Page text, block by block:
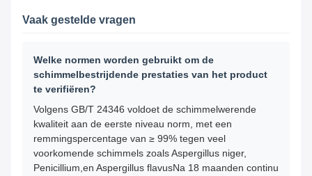
Vaak gestelde vragen
Welke normen worden gebruikt om de
schimmelbestrijdende prestaties van het product
te verifiëren?
Volgens GB/T 24346 voldoet de schimmelwerende
kwaliteit aan de eerste niveau norm, met een
remmingspercentage van ≥ 99% tegen veel
voorkomende schimmels zoals Aspergillus niger,
Penicillium,en Aspergillus flavusNa 18 maanden continu